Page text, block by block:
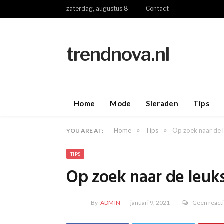
zaterdag, augustus 8 Contact
trendnova.nl
Home Mode Sieraden Tips
YOU ARE AT: Home » Tips » Op zoek naar de
TIPS
Op zoek naar de
By ADMIN januari 9, 2021 Geen